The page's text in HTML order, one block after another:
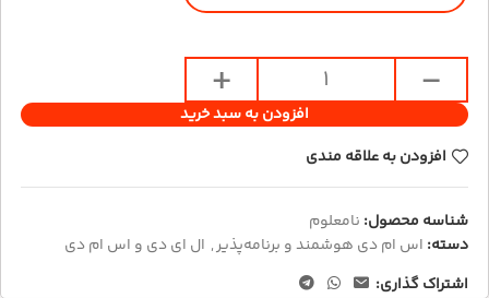
افزودن به سبد خرید
افزودن به علاقه مندی
شناسه محصول: نامعلوم
دسته: اس ام دی هوشمند و برنامه‌پذیر, ال ای دی و اس ام دی
اشتراک گذاری: